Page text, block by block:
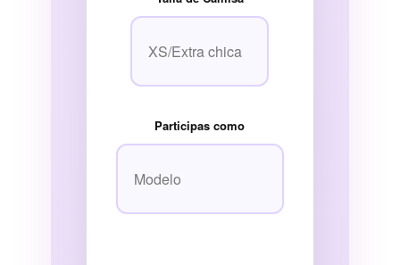
Participas como